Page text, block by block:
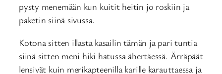
pysty menemään kun kuitit heitin jo roskiin ja
paketin siinä sivussa.
Kotona sitten illasta kasailin tämän ja pari tuntia
siinä sitten meni hiki hatussa ähertäessä. Ärräpäät
lensivät kuin merikapteenilla karille karauttaessa ja